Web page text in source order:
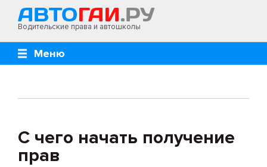
Водительские права и автошколы
Меню
С чего начать получение
прав